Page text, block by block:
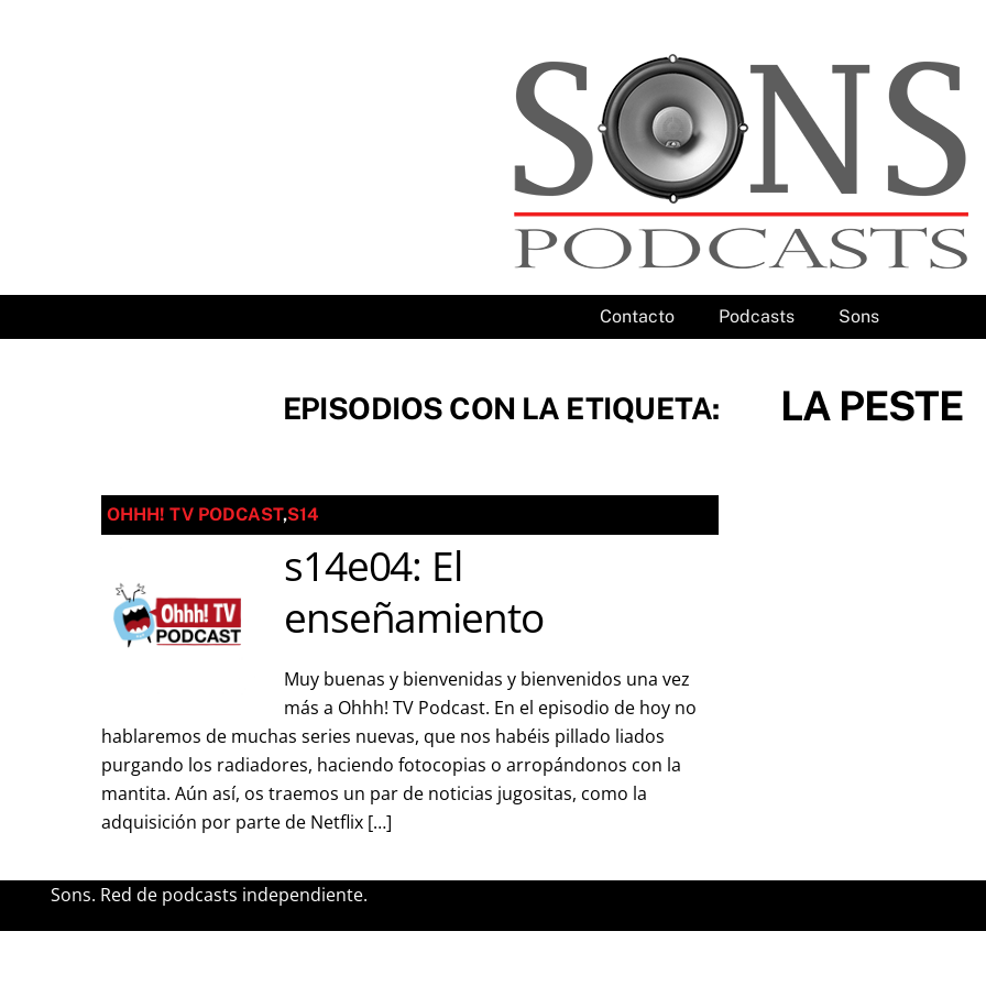
Contacto Podcasts Sons
EPISODIOS CON LA ETIQUETA: LA PESTE
OHHH! TV PODCAST,S14
s14e04: El
enseñamiento
Muy buenas y bienvenidas y bienvenidos una vez
más a Ohhh! TV Podcast. En el episodio de hoy no
hablaremos de muchas series nuevas, que nos habéis pillado liados
purgando los radiadores, haciendo fotocopias o arropándonos con la
mantita. Aún así, os traemos un par de noticias jugositas, como la
adquisición por parte de Netflix […]
Sons. Red de podcasts independiente.